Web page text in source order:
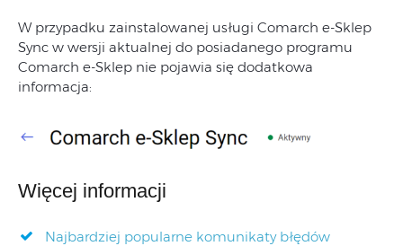
W przypadku zainstalowanej usługi Comarch e-Sklep
Sync w wersji aktualnej do posiadanego programu
Comarch e-Sklep nie pojawia się dodatkowa
informacja:
Więcej informacji
Najbardziej popularne komunikaty błędów